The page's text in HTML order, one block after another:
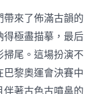
來了佈滿古韻的
得極盡描摹，最后
尾。這場扮演不
黎奧運會決賽中